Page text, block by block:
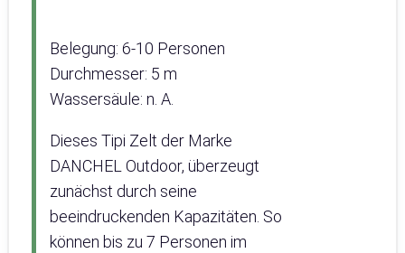
Belegung: 6-10 Personen
Durchmesser: 5 m
Wassersäule: n. A.
Dieses Tipi Zelt der Marke
DANCHEL Outdoor, überzeugt
zunächst durch seine
beeindruckenden Kapazitäten. So
können bis zu 7 Personen im